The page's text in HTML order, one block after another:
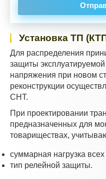
Установка ТП
Для распределения
защиты
напряжения при новом
реконструкции
СНТ.
При проектировании
предназначенных для
товариществах,
суммарная нагрузка
тип релейной защиты.